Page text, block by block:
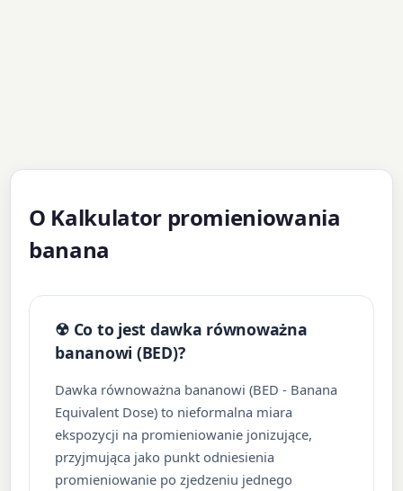
O Kalkulator promieniowania
banana
☢ Co to jest dawka równoważna
bananowi (BED)?
Dawka równoważna bananowi (BED - Banana
Equivalent Dose) to nieformalna miara
ekspozycji na promieniowanie jonizujące,
przyjmująca jako punkt odniesienia
promieniowanie po zjedzeniu jednego